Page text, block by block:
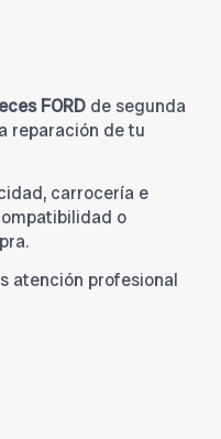
FORD de segunda
reparación de tu
carrocería e
o
atención profesional